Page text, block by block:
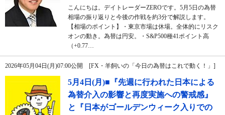
こんにちは。デイトレーダーZEROです。5月5日の為替
相場の振り返りと今後の作戦を約3分で解説します。
【相場のポイント】・東京市場は休場。全体的にリスク
オンの動き。為替は円安。・S&P500種41ポイント高
（+0.77…
2026年05月04日(月)07:00公開 [FX・羊飼いの「今日の為替はこれで動く！」]
5月4日(月)■『先週に行われた日本による
為替介入の影響と再度実施への警戒感』
と『日本がゴールデンウィーク入りでの